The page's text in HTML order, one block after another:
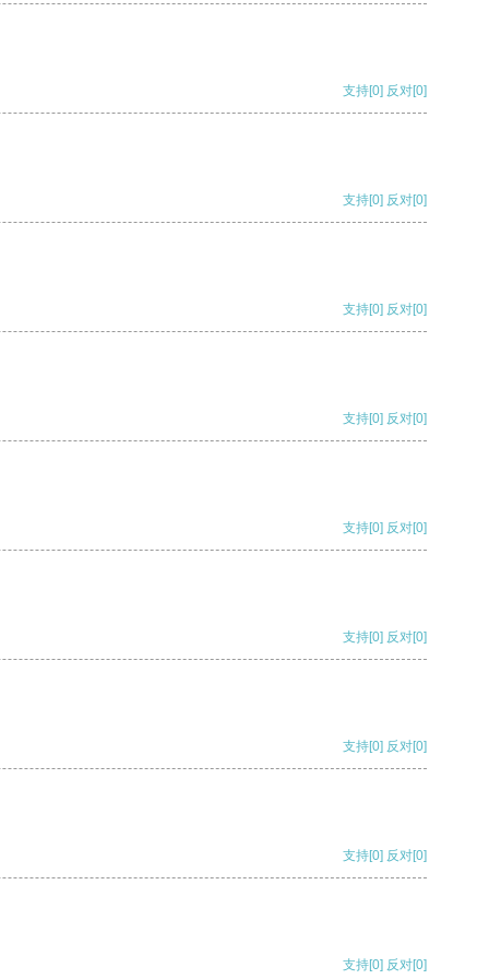
支持[0] 反对[0]
支持[0] 反对[0]
支持[0] 反对[0]
支持[0] 反对[0]
支持[0] 反对[0]
支持[0] 反对[0]
支持[0] 反对[0]
支持[0] 反对[0]
支持[0] 反对[0]